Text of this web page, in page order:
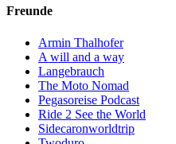
Freunde
Armin Thalhofer
A will and a way
Langebrauch
The Moto Nomad
Pegasoreise Podcast
Ride 2 See the World
Sidecaronworldtrip